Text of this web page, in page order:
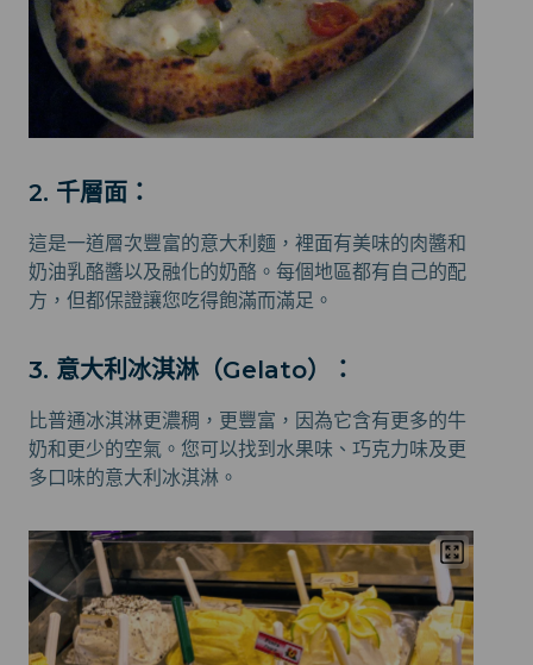
2. 千層面：
這是一道層次豐富的意大利麵，裡面有美味的肉醬和
奶油乳酪醬以及融化的奶酪。每個地區都有自己的配
方，但都保證讓您吃得飽滿而滿足。
3. 意大利冰淇淋（Gelato）：
比普通冰淇淋更濃稠，更豐富，因為它含有更多的牛
奶和更少的空氣。您可以找到水果味、巧克力味及更
多口味的意大利冰淇淋。